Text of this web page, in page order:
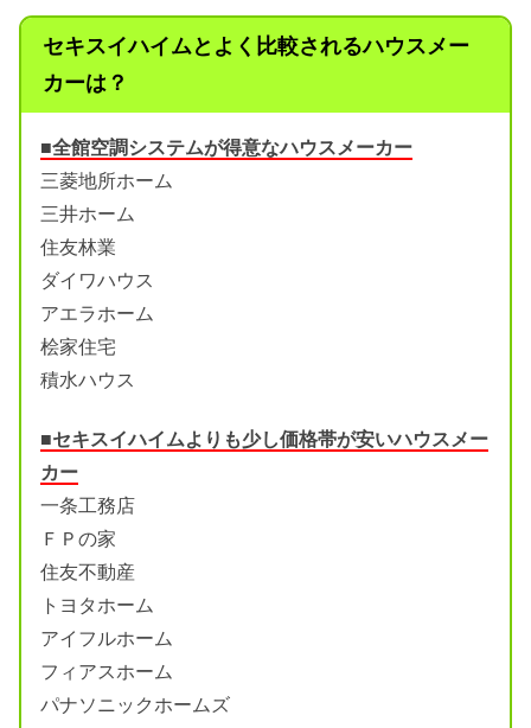
セキスイハイムとよく比較されるハウスメー
カーは？
■全館空調システムが得意なハウスメーカー
三菱地所ホーム
三井ホーム
住友林業
ダイワハウス
アエラホーム
桧家住宅
積水ハウス
■セキスイハイムよりも少し価格帯が安いハウスメー
カー
一条工務店
ＦＰの家
住友不動産
トヨタホーム
アイフルホーム
フィアスホーム
パナソニックホームズ